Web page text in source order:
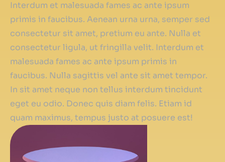
Interdum et malesuada fames ac ante ipsum
primis in faucibus. Aenean urna urna, semper sed
consectetur sit amet, pretium eu ante. Nulla et
consectetur ligula, ut fringilla velit. Interdum et
malesuada fames ac ante ipsum primis in
faucibus. Nulla sagittis vel ante sit amet tempor.
In sit amet neque non tellus interdum tincidunt
eget eu odio. Donec quis diam felis. Etiam id
quam maximus, tempus justo at posuere est!